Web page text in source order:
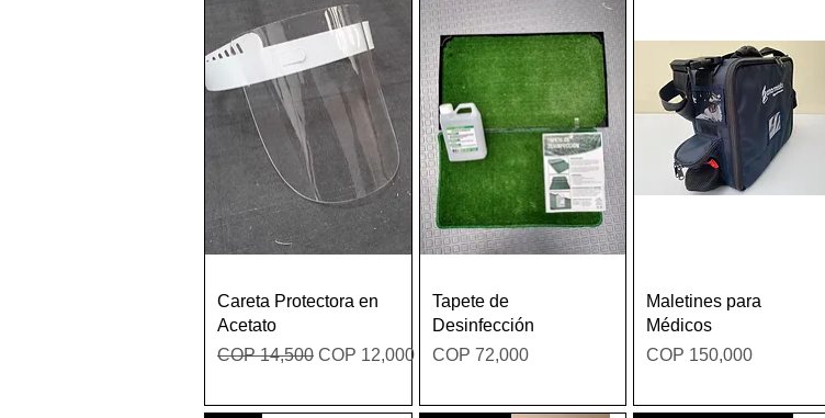
Quick View
Careta Protectora en
Acetato
Regular Price
COP 14,500 Sale Price
COP 12,000
Quick View
Tapete de
Desinfección
Price
COP 72,000
Quick View
Maletines para
Médicos
Price
COP 150,000